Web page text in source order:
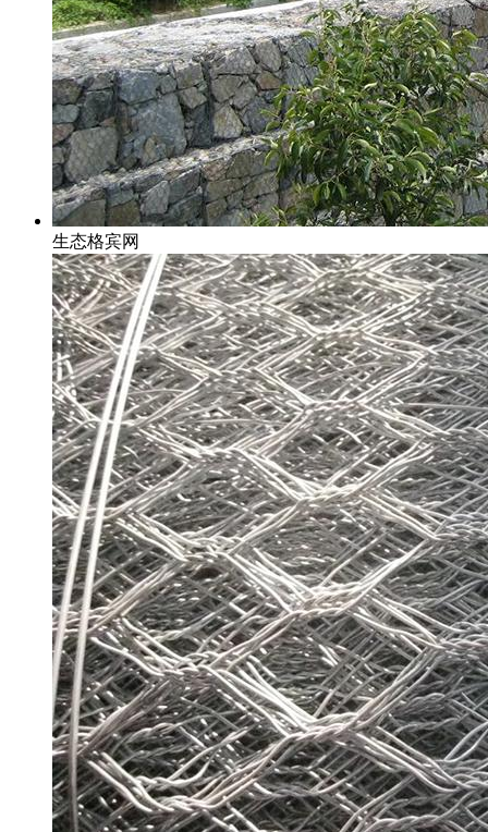
生态格宾网